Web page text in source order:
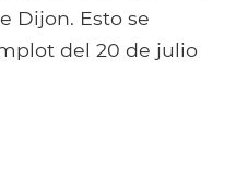
Dijon. Esto se
del 20 de julio